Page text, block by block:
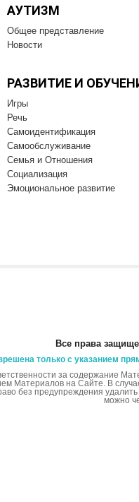
АУТИЗМ
Общее представление
Новости
РАЗВИТИЕ И
Игры
Речь
Самоидентификация
Самообслуживание
Семья и Отношения
Социализация
Эмоциональное развитие
Все права
только с указанием
за содержание
Материалов на Сайте. В
без предупреждения
можно